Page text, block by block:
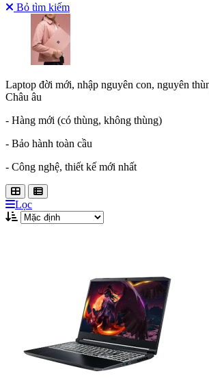
Bỏ tìm kiếm
Laptop đời mới, nhập nguyên con, nguyên
Châu âu
- Hàng mới (có thùng, không thùng)
- Bảo hành toàn cầu
- Công nghệ, thiết kế mới nhất
Lọc